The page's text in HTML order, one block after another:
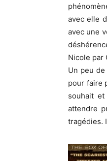
avec elle
avec une
Nicole par
Un peu
pour faire
souhait
attendre
tragédies.